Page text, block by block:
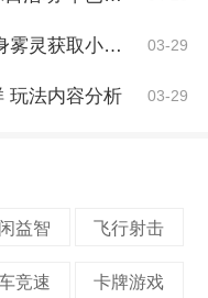
天谕有哪些新奇玩法 变身雾灵获取小技巧 03-29
玩法内容分析 03-29
益智 飞行射击
竞速 卡牌游戏